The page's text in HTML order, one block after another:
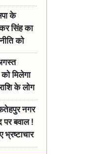
के
सिंह का
को
दुःख
मिलेगा
के लोग
नगर
पर बवाल !